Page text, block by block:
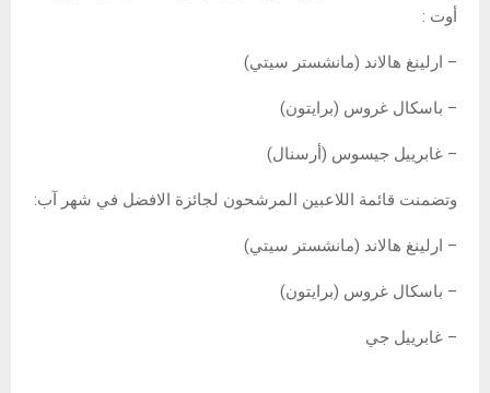
أوت :
– ارلينغ هالاند (مانشستر سيتي)
– باسكال غروس (برايتون)
– غابرييل جيسوس (أرسنال)
وتضمنت قائمة اللاعبين المرشحون لجائزة الافضل في شهر آب:
– ارلينغ هالاند (مانشستر سيتي)
– باسكال غروس (برايتون)
– غابرييل جي